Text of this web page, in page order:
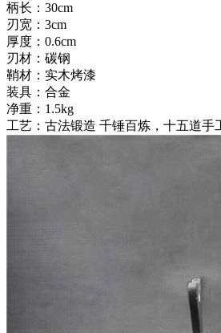
柄长：30cm
刃宽：3cm
厚度：0.6cm
刃材：碳钢
鞘材：实木烤漆
装具：合金
净重：1.5kg
工艺：古法锻造 千锤百炼，十五道手